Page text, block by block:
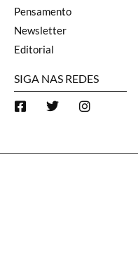
Pensamento
Newsletter
Editorial
SIGA NAS REDES